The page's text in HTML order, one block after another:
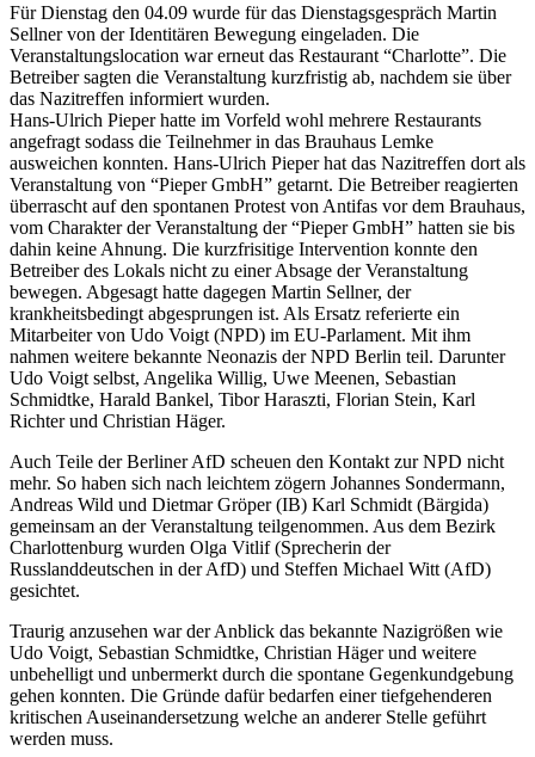
Für Dienstag den 04.09 wurde für das Dienstagsgespräch Martin
Sellner von der Identitären Bewegung eingeladen. Die
Veranstaltungslocation war erneut das Restaurant “Charlotte”. Die
Betreiber sagten die Veranstaltung kurzfristig ab, nachdem sie über
das Nazitreffen informiert wurden.
Hans-Ulrich Pieper hatte im Vorfeld wohl mehrere Restaurants
angefragt sodass die Teilnehmer in das Brauhaus Lemke
ausweichen konnten. Hans-Ulrich Pieper hat das Nazitreffen dort als
Veranstaltung von “Pieper GmbH” getarnt. Die Betreiber reagierten
überrascht auf den spontanen Protest von Antifas vor dem Brauhaus,
vom Charakter der Veranstaltung der “Pieper GmbH” hatten sie bis
dahin keine Ahnung. Die kurzfrisitige Intervention konnte den
Betreiber des Lokals nicht zu einer Absage der Veranstaltung
bewegen. Abgesagt hatte dagegen Martin Sellner, der
krankheitsbedingt abgesprungen ist. Als Ersatz referierte ein
Mitarbeiter von Udo Voigt (NPD) im EU-Parlament. Mit ihm
nahmen weitere bekannte Neonazis derNPD Berlin teil. Darunter
Udo Voigt selbst, Angelika Willig, Uwe Meenen, Sebastian
Schmidtke, Harald Bankel, Tibor Haraszti, Florian Stein, Karl
Richter und Christian Häger.
Auch Teile der Berliner AfD scheuen den Kontakt zurNPD nicht
mehr. So haben sich nach leichtem zögern Johannes Sondermann,
Andreas Wild und Dietmar Gröper (IB) Karl Schmidt (Bärgida)
gemeinsam an der Veranstaltung teilgenommen. Aus dem Bezirk
Charlottenburg wurden Olga Vitlif (Sprecherin der
Russlanddeutschen in der AfD) und Steffen Michael Witt (AfD)
gesichtet.
Traurig anzusehen war der Anblick das bekannte Nazigrößen wie
Udo Voigt, Sebastian Schmidtke, Christian Häger und weitere
unbehelligt und unbermerkt durch die spontane Gegenkundgebung
gehen konnten. Die Gründe dafür bedarfen einer tiefgehenderen
kritischen Auseinandersetzung welche an anderer Stelle geführt
werden muss.